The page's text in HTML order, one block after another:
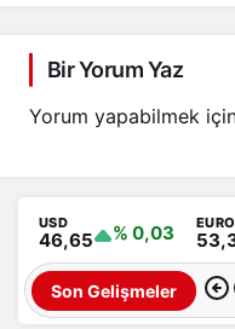
Bir Yorum Yaz
Yorum yapabilmek
USD
46,65 % 0,03 EURO
Son Gelişmeler